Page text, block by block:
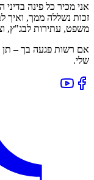
אני מכיר כל פינה
זכות נשללה ממך, ואיך
משפט, עתירות לבג"ץ,
אם רשות פגעה בך –
שלי.